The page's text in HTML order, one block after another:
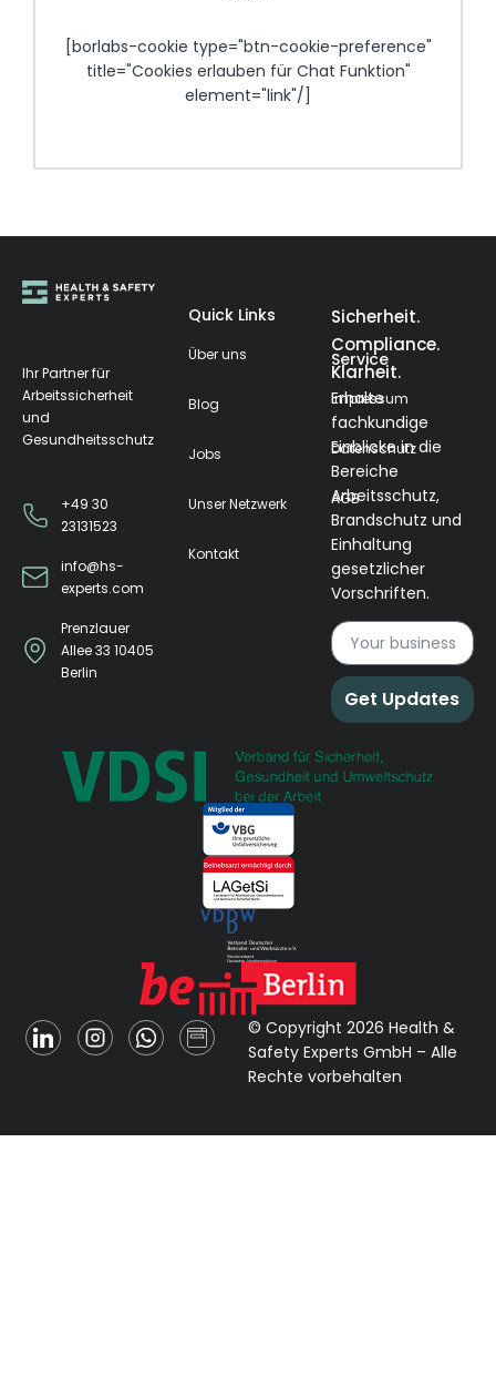
[borlabs-cookie type="btn-cookie-preference"
title="Cookies erlauben für Chat Funktion"
element="link"/]
Ihr Partner für
Arbeitssicherheit
und
Gesundheitsschutz
+49 30
23131523
info@hs-
experts.com
Prenzlauer
Allee 33 10405
Berlin
Quick Links
Über uns
Blog
Jobs
Unser Netzwerk
Kontakt
Service
Impressum
Datenschutz
AGB
Sicherheit.
Compliance.
Klarheit.
Erhalte
fachkundige
Einblicke in die
Bereiche
Arbeitsschutz,
Brandschutz und
Einhaltung
gesetzlicher
Vorschriften.
Get Updates
© Copyright 2026 Health &
Safety Experts GmbH – Alle
Rechte vorbehalten